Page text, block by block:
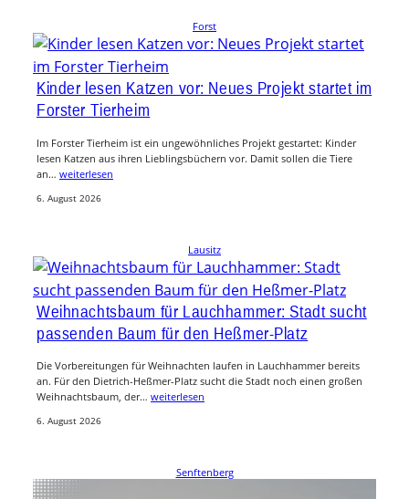
Forst
Kinder lesen Katzen vor: Neues Projekt startet im
Forster Tierheim
Im Forster Tierheim ist ein ungewöhnliches Projekt gestartet: Kinder
lesen Katzen aus ihren Lieblingsbüchern vor. Damit sollen die Tiere
an… weiterlesen
6. August 2026
Lausitz
Weihnachtsbaum für Lauchhammer: Stadt sucht
passenden Baum für den Heßmer-Platz
Die Vorbereitungen für Weihnachten laufen in Lauchhammer bereits
an. Für den Dietrich-Heßmer-Platz sucht die Stadt noch einen großen
Weihnachtsbaum, der… weiterlesen
6. August 2026
Senftenberg